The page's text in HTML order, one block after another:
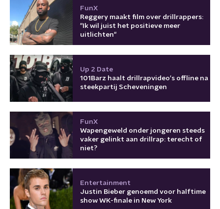
FunX
Reggery maakt film over drillrappers:
"Ik wil juist het positieve meer
uitlichten"
Up 2 Date
101Barz haalt drillrapvideo's offline na
steekpartij Scheveningen
FunX
Wapengeweld onder jongeren steeds
vaker gelinkt aan drillrap: terecht of
niet?
Entertainment
Justin Bieber genoemd voor halftime
show WK-finale in New York